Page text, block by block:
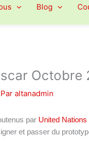
Blog
Octobre
altanadmin
par United
et passer du